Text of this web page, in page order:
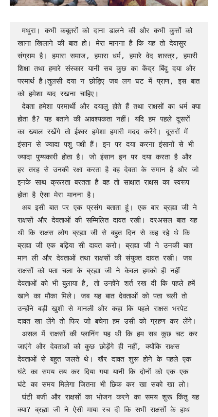
मथुरा। कभी कबूतरों को दाना डालने की और कभी कुत्तों को
खाना खिलाने की बात हो। मेरा मानना है कि यह तो देवासुर
संग्राम है। हमारा समाज, हमारा धर्म, हमारे वेद शास्त्र, हमारी
शिक्षा तथा हमारे संस्कार यानी सब कुछ का केंद्र बिंदु दया और
परमार्थ है।तुलसी दया न छोड़िए जब लग घट में प्राण, इस बात
को हमेशा याद रखना चाहिए।
देवता हमेशा परमार्थी और दयालु होते हैं तथा राक्षसों का धर्म क्या
होता है? यह बताने की आवश्यकता नहीं। यदि हम पहले दूसरों
का ख्याल रखेंगे तो ईश्वर हमेशा हमारी मदद करेंगे। दूसरों में
इंसान से ज्यादा पशु पक्षी हैं। इन पर दया करना इंसानों से भी
ज्यादा पुण्यकारी होता है। जो इंसान इन पर दया करता है और
हर तरह से उनकी रक्षा करता है वह देवता के समान है और जो
इनके साथ क्रूरता बरतता है वह तो साक्षात राक्षस का स्वरूप
होता है ऐसा मेरा मानना है।
राक्षसों और देवताओं की सम्मिलित दावत रखी। दरअसल बात यह
थी कि राक्षस लोग ब्रह्मा जी से बहुत दिन से कह रहे थे कि
ब्रह्मा जी एक बढ़िया सी दावत करो। ब्रह्मा जी ने उनकी बात
मान ली और देवताओं तथा राक्षसों की संयुक्त दावत रखी। जब
राक्षसों को पता चला के ब्रह्मा जी ने केवल हमको ही नहीं
देवताओं को भी बुलाया है, तो उन्होंने शर्त रख दी कि पहले हमें
खाने का मौका मिले। जब यह बात देवताओं को पता चली तो
उन्होंने बड़ी खुशी से मानली और कहा कि पहले राक्षस भरपेट
दावत खा लेंगे तो फिर जो बचेगा हम उसी को ग्रहण कर लेंगे।
जाएंगे और देवताओं को कुछ छोड़ेंगे ही नहीं, क्योंकि राक्षस
देवताओं से बहुत जलते थे। खैर दावत शुरू होने के पहले एक
घंटे का समय तय कर दिया गया यानी कि दोनों को एक-एक
घंटे का समय मिलेगा जितना भी छिक कर खा सको खा लो।
घंटी बजी और राक्षसों का भोजन करने का समय शुरू किंतु यह
क्या? ब्रह्मा जी ने ऐसी माया रच दी कि सभी राक्षसों के हाथ